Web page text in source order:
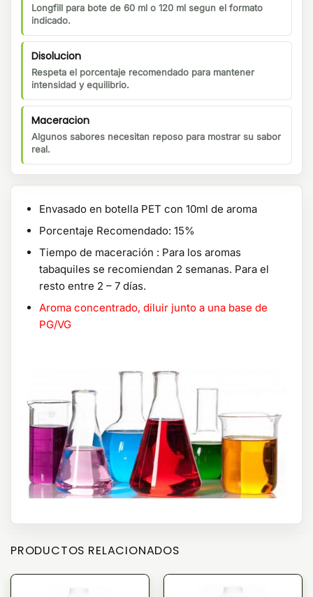
Longfill para bote de 60 ml o 120 ml segun el formato
indicado.
Disolucion
Respeta el porcentaje recomendado para mantener
intensidad y equilibrio.
Maceracion
Algunos sabores necesitan reposo para mostrar su sabor
real.
Envasado en botella PET con 10ml de aroma
Porcentaje Recomendado: 15%
Tiempo de maceración : Para los aromas
tabaquiles se recomiendan 2 semanas. Para el
resto entre 2 – 7 días.
Aroma concentrado, diluir junto a una base de
PG/VG
PRODUCTOS RELACIONADOS